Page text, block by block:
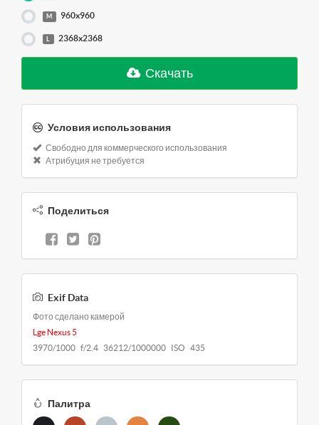
M 960x960
2368x2368
Скачать
Условия использования
Свободно для коммерческого использования
Атрибуция не требуется
Поделиться
Exif Data
Фото сделано камерой
Lge Nexus 5
3970/1000 f/2.4 36212/1000000 ISO 435
Палитра